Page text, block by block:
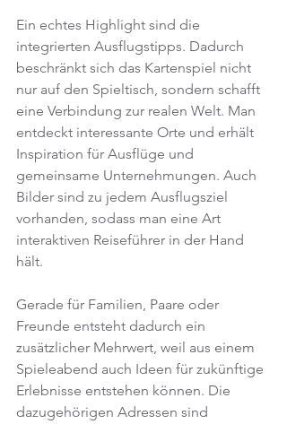
Ein echtes Highlight sind die
integrierten Ausflugstipps. Dadurch
beschränkt sich das Kartenspiel nicht
nur auf den Spieltisch, sondern schafft
eine Verbindung zur realen Welt. Man
entdeckt interessante Orte und erhält
Inspiration für Ausflüge und
gemeinsame Unternehmungen. Auch
Bilder sind zu jedem Ausflugsziel
vorhanden, sodass man eine Art
interaktiven Reiseführer in der Hand
hält.
Gerade für Familien, Paare oder
Freunde entsteht dadurch ein
zusätzlicher Mehrwert, weil aus einem
Spieleabend auch Ideen für zukünftige
Erlebnisse entstehen können. Die
dazugehörigen Adressen sind